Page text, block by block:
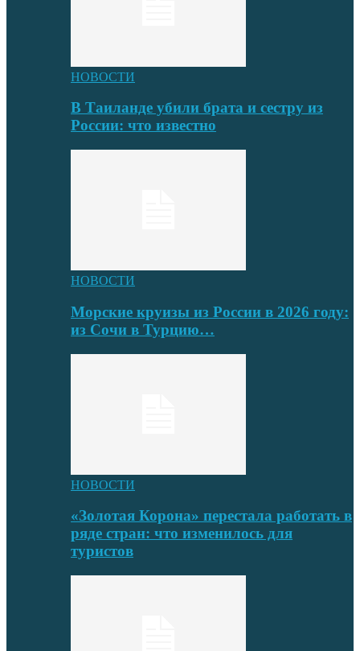
НОВОСТИ
В Таиланде убили брата и сестру из
России: что известно
НОВОСТИ
Морские круизы из России в 2026 году:
из Сочи в Турцию…
НОВОСТИ
«Золотая Корона» перестала работать в
ряде стран: что изменилось для
туристов